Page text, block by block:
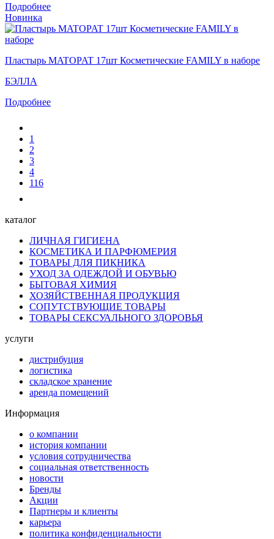
Подробнее
Новинка
Пластырь MATOPAT 17шт Косметические FAMILY в наборе
БЭЛЛА
Подробнее
1
2
3
4
116
каталог
ЛИЧНАЯ ГИГИЕНА
КОСМЕТИКА И ПАРФЮМЕРИЯ
ТОВАРЫ ДЛЯ ПИКНИКА
УХОД ЗА ОДЕЖДОЙ И ОБУВЬЮ
БЫТОВАЯ ХИМИЯ
ХОЗЯЙСТВЕННАЯ ПРОДУКЦИЯ
СОПУТСТВУЮЩИЕ ТОВАРЫ
ТОВАРЫ СЕКСУАЛЬНОГО ЗДОРОВЬЯ
услуги
дистрибуция
логистика
складское хранение
аренда помещений
Информация
о компании
история компании
условия сотрудничества
социальная ответственность
новости
Бренды
Акции
Партнеры и клиенты
карьера
политика конфиденциальности